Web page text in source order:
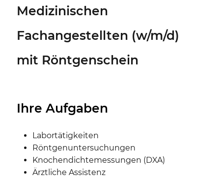
Medizinischen
Fachangestellten (w/m/d)
mit Röntgenschein
Ihre Aufgaben
Labortätigkeiten
Röntgenuntersuchungen
Knochendichtemessungen (DXA)
Ärztliche Assistenz